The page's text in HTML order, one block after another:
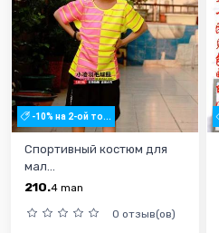
-10% на 2-ой то...
Спортивный костюм для
мал...
210.4 man
0 отзыв(ов)